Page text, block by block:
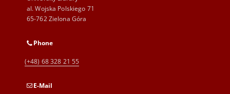
al. Wojska Polskiego 71
65-762 Zielona Góra
Phone
(+48) 68 328 21 55
E-Mail